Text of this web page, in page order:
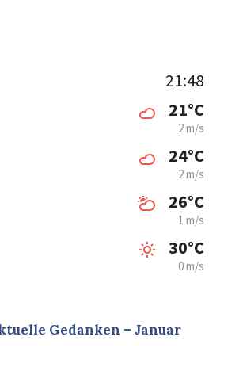
21:48
21°C
2 m/s
24°C
2 m/s
26°C
1 m/s
30°C
0 m/s
Gedanken – Januar